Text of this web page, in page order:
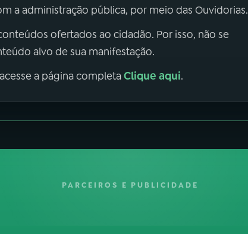
a administração pública, por meio das Ouvidorias.
ofertados ao cidadão. Por isso, não se
alvo de sua manifestação.
a página completaClique aqui.
PARCEIROS E PUBLICIDADE